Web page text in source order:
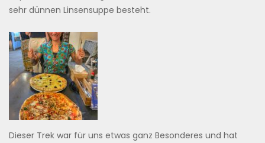
sehr dünnen Linsensuppe besteht.
Dieser Trek war für uns etwas ganz Besonderes und hat